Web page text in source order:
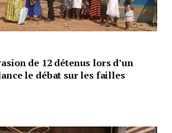
de 12 détenus lors d’un
le débat sur les failles